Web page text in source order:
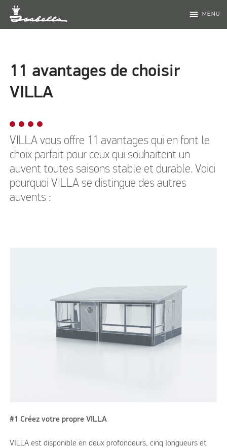
menu MENU
11 avantages de choisir
VILLA
VILLA vous offre 11 avantages qui en font le
choix parfait pour ceux qui souhaitent un
auvent toutes saisons stable et durable. Voici
pourquoi VILLA se distingue des autres
auvents :
#1 Créez votre propre VILLA
VILLA est disponible en deux profondeurs, cinq longueurs et